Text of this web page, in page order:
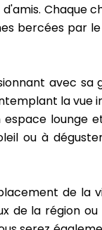
Chaque
bercées par
avec sa
la vue
espace lounge
ou à
de la
de la région